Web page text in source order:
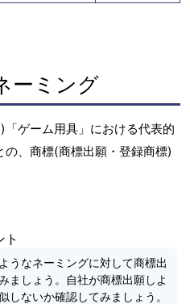
ーミング
ゲーム用具」における代表的
、商標(商標出願・登録商標)
ト
うなネーミングに対して商標出
ましょう。自社が商標出願しよ
しないか確認してみましょう。